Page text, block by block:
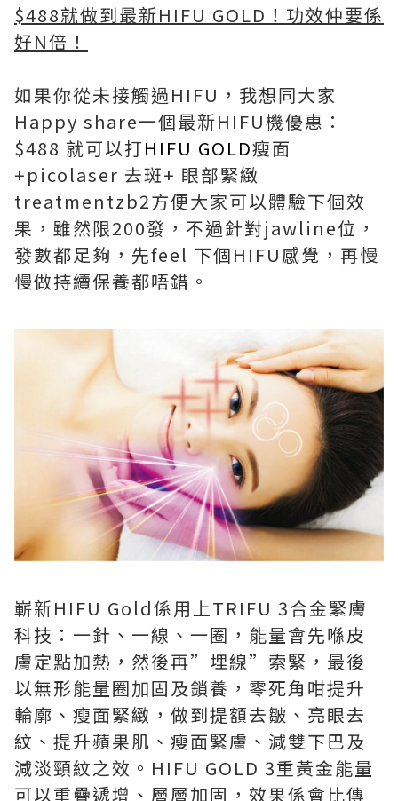
$488就做到最新HIFU GOLD！功效仲要係
好N倍！
如果你從未接觸過HIFU，我想同大家
Happy share一個最新HIFU機優惠：
$488 就可以打HIFU GOLD瘦面
+picolaser 去斑+ 眼部緊緻
treatmentzb2方便大家可以體驗下個效
果，雖然限200發，不過針對jawline位，
發數都足夠，先feel 下個HIFU感覺，再慢
慢做持續保養都唔錯。
嶄新HIFU Gold係用上TRIFU 3合金緊膚
科技：一針、一線、一圈，能量會先喺皮
膚定點加熱，然後再”埋線”索緊，最後
以無形能量圈加固及鎖養，零死角咁提升
輪廓、瘦面緊緻，做到提額去皺、亮眼去
紋、提升蘋果肌、瘦面緊膚、減雙下巴及
減淡頸紋之效。HIFU GOLD 3重黃金能量
可以重疊遞增、層層加固，效果係會比傳